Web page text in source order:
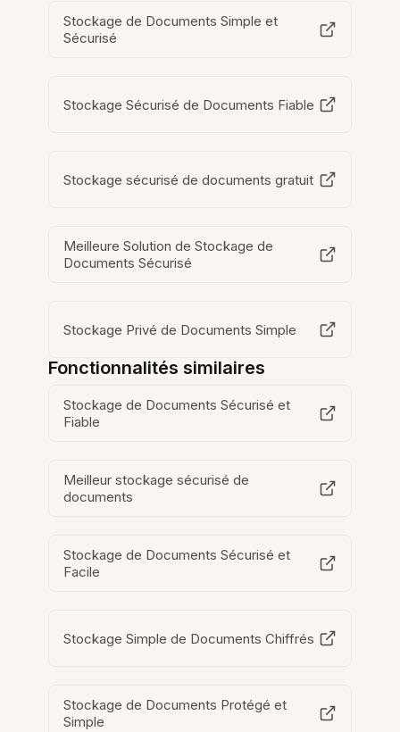
Stockage de Documents Simple et
Sécurisé
Stockage Sécurisé de Documents Fiable
Stockage sécurisé de documents gratuit
Meilleure Solution de Stockage de
Documents Sécurisé
Stockage Privé de Documents Simple
Fonctionnalités similaires
Stockage de Documents Sécurisé et
Fiable
Meilleur stockage sécurisé de
documents
Stockage de Documents Sécurisé et
Facile
Stockage Simple de Documents Chiffrés
Stockage de Documents Protégé et
Simple